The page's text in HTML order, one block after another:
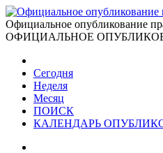
Официальное опубликование
ОФИЦИАЛЬНОЕ
Сегодня
Неделя
Месяц
ПОИСК
КАЛЕНДАРЬ